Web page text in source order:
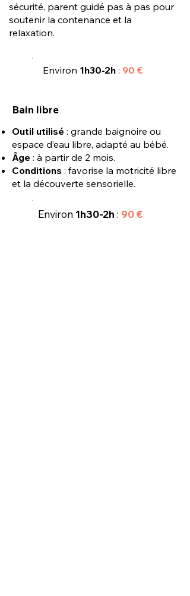
sécurité, parent guidé pas à pas pour
soutenir la contenance et la
relaxation.
Environ 1h30-2h : 90 €
Bain libre
Outil utilisé : grande baignoire ou
espace d’eau libre, adapté au bébé.
Âge : à partir de 2 mois.
Conditions : favorise la motricité libre
et la découverte sensorielle.
Environ 1h30-2h : 90€